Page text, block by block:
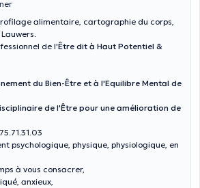
alimentaire, cartographie du corps,
de l'Être dit à Haut Potentiel &
du Bien-Être et à l'Equilibre Mental de
de l'Être pour une amélioration de
psychologique, physique, physiologique, en
à vous consacrer,
anxieux,